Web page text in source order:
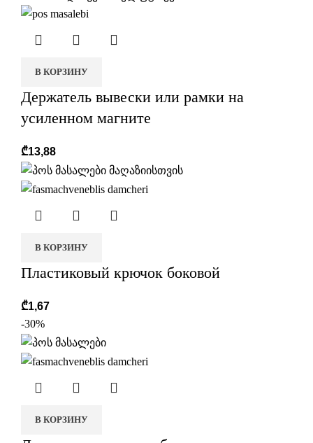
В КОРЗИНУ
Держатель вывески или рамки на
усиленном магните
₾13,88
В КОРЗИНУ
Пластиковый крючок боковой
₾1,67
-30%
В КОРЗИНУ